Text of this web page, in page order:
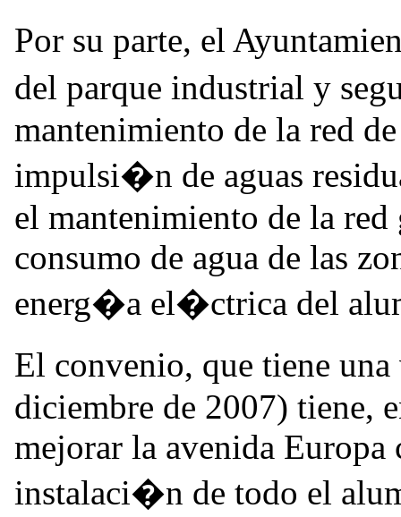
Por su parte, el
del parque industrial y
mantenimiento de la red
impulsi�n de aguas
el mantenimiento de la
consumo de agua de las
energ�a el�ctrica del
El convenio, que tiene
diciembre de 2007) tiene,
mejorar la avenida Europa
instalaci�n de todo el